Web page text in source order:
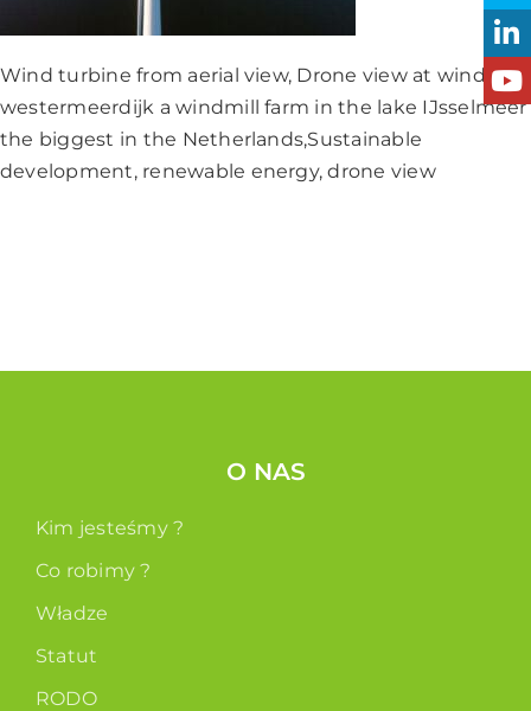
Wind turbine from aerial view, Drone view at windpark
westermeerdijk a windmill farm in the lake IJsselmeer
the biggest in the Netherlands,Sustainable
development, renewable energy, drone view
O NAS
Kim jesteśmy ?
Co robimy ?
Władze
Statut
RODO